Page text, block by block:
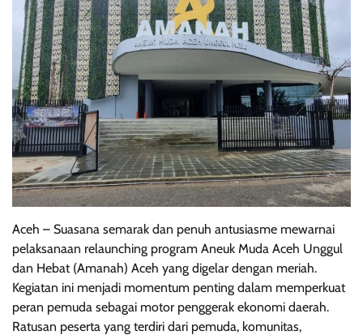
Aceh – Suasana semarak dan penuh antusiasme mewarnai
pelaksanaan relaunching program Aneuk Muda Aceh Unggul
dan Hebat (Amanah) Aceh yang digelar dengan meriah.
Kegiatan ini menjadi momentum penting dalam memperkuat
peran pemuda sebagai motor penggerak ekonomi daerah.
Ratusan peserta yang terdiri dari pemuda, komunitas,